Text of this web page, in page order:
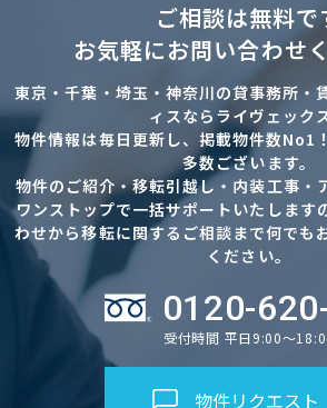
ご相談は無料で
お気軽にお問い合わせ
東京・千葉・埼玉・神奈川の貸事務所・
ィスならライヴェックス
物件情報は毎日更新し、掲載物件数No1
多数ございます。
物件のご紹介・移転引越し・内装工事・
ワンストップで一括サポートいたします
わせから移転に関するご相談まで何でも
ください。
0120-
受付時間 平日9:00～
物件リクエスト